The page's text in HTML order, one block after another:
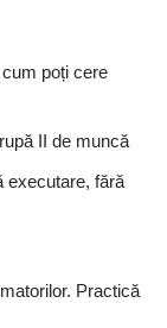
poți cere
II de muncă
executare, fără
Practică